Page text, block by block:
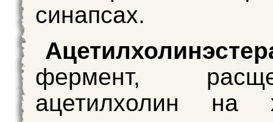
синапсах.
фермент,
ацетилхолин на